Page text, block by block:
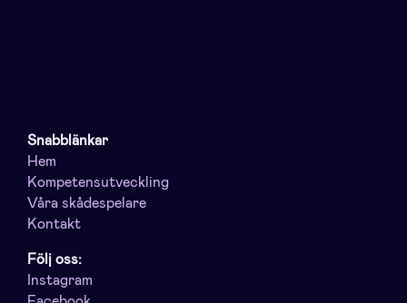
Snabblänkar
Hem
Kompetensutveckling
Våra skådespelare
Kontakt
Följ oss:
Instagram